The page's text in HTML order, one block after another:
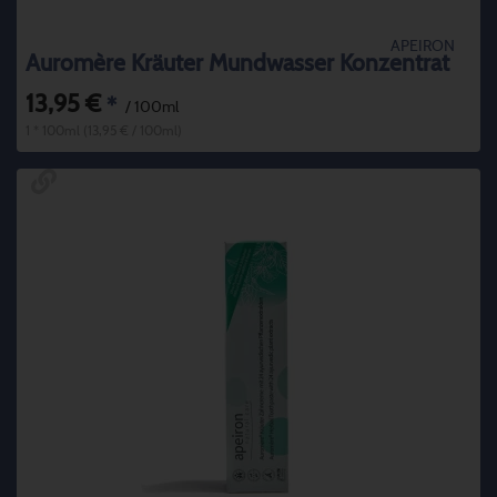
APEIRON
Auromère Kräuter Mundwasser Konzentrat
13,95 € * / 100ml